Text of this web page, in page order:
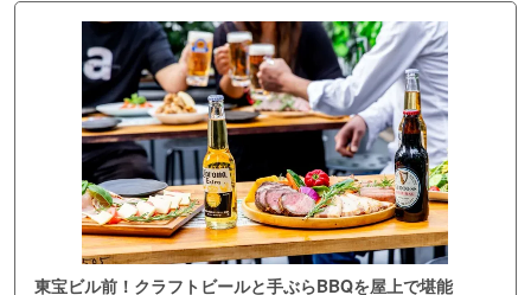
東宝ビル前！クラフトビールと手ぶらBBQを屋上で堪能